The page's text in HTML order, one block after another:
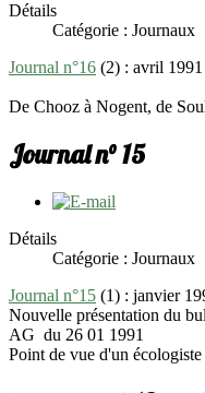
Détails
Catégorie : Journaux
Journal n°16 (2) : avril 1991
De Chooz à Nogent, de
Journal n° 15
Détails
Catégorie : Journaux
Journal n°15 (1) : janvier
Nouvelle présentation du
AG du 26 01 1991
Point de vue d'un